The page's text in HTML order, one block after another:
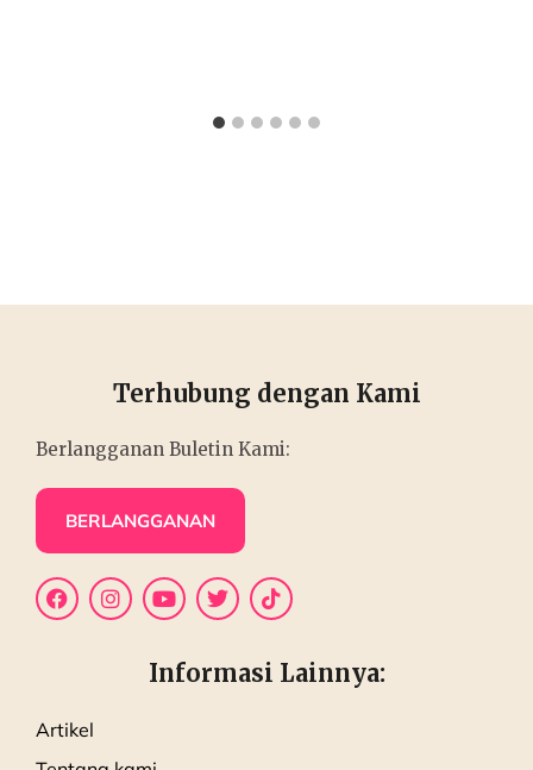
Terhubung dengan Kami
Berlangganan Buletin Kami:
BERLANGGANAN
Informasi Lainnya:
Artikel